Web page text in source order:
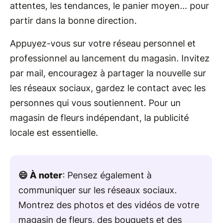
attentes, les tendances, le panier moyen… pour
partir dans la bonne direction.
Appuyez-vous sur votre réseau personnel et
professionnel au lancement du magasin. Invitez
par mail, encouragez à partager la nouvelle sur
les réseaux sociaux, gardez le contact avec les
personnes qui vous soutiennent. Pour un
magasin de fleurs indépendant, la publicité
locale est essentielle.
😄 À noter: Pensez également à
communiquer sur les réseaux sociaux.
Montrez des photos et des vidéos de votre
magasin de fleurs, des bouquets et des